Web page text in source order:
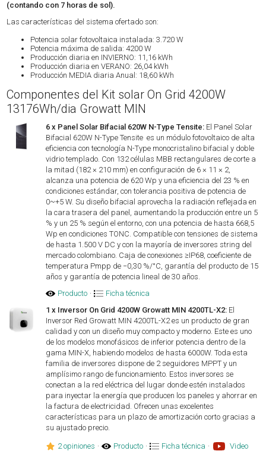
(contando con 7 horas de sol).
Las características del sistema ofertado son:
Potencia solar fotovoltaica instalada: 3.720 W
Potencia máxima de salida: 4200 W
Producción diaria en INVIERNO: 11,16 kWh
Producción diaria en VERANO: 26,04 kWh
Producción MEDIA diaria Anual: 18,60 kWh
Componentes del Kit solar On Grid 4200W
13176Wh/dia Growatt MIN
6 x Panel Solar Bifacial 620W N-Type Tensite: El Panel Solar
Bifacial 620W N-Type Tensite es un módulo fotovoltaico de alta
eficiencia con tecnología N-Type monocristalino bifacial y doble
vidrio templado. Con 132 células MBB rectangulares de corte a
la mitad (182 × 210 mm) en configuración de 6 × 11 × 2,
alcanza una potencia de 620 Wp y una eficiencia del 23 % en
condiciones estándar, con tolerancia positiva de potencia de
0~+5 W. Su diseño bifacial aprovecha la radiación reflejada en
la cara trasera del panel, aumentando la producción entre un 5
% y un 25 % según el entorno, con una potencia de hasta 668,5
Wp en condiciones TONC. Compatible con tensiones de sistema
de hasta 1.500 V DC y con la mayoría de inversores string del
mercado colombiano. Caja de conexiones ≥IP68, coeficiente de
temperatura Pmpp de −0,30 %/°C, garantía del producto de 15
años y garantía de potencia lineal de 30 años.
Producto ·
Ficha técnica
1 x Inversor On Grid 4200W Growatt MIN 4200TL-X2: El
Inversor Red Growatt MIN 4200TL-X2 es un producto de gran
calidad y con un diseño muy compacto y moderno. Este es uno
de los modelos monofásicos de inferior potencia dentro de la
gama MIN-X, habiendo modelos de hasta 6000W. Toda esta
familia de inversores dispone de 2 seguidores MPPT y un
amplísimo rango de funcionamiento. Estos inversores se
conectan a la red eléctrica del lugar donde estén instalados
para inyectar la energía que producen los paneles y ahorrar en
la factura de electricidad. Ofrecen unas excelentes
características para un plazo de amortización corto gracias a
su ajustado precio.
2 opiniones · Producto · Ficha técnica · Video